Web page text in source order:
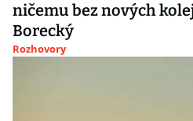
ničemu bez nových
Borecký
Rozhovory